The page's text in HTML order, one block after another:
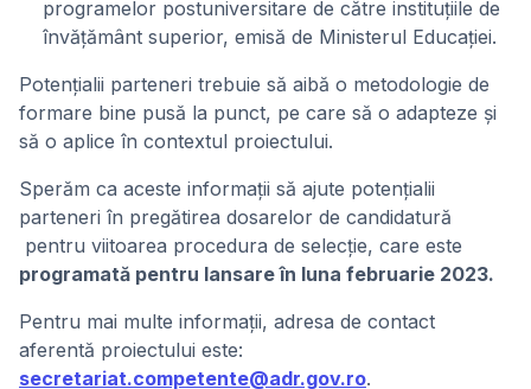
programelor postuniversitare de către instituțiile de
învățământ superior, emisă de Ministerul Educației.
Potențialii parteneri trebuie să aibă o metodologie de
formare bine pusă la punct, pe care să o adapteze și
să o aplice în contextul proiectului.
Sperăm ca aceste informații să ajute potențialii
parteneri în pregătirea dosarelor de candidatură
pentru viitoarea procedura de selecție, care este
programată pentru lansare în luna februarie 2023.
Pentru mai multe informații, adresa de contact
aferentă proiectului este:
secretariat.competente@adr.gov.ro.